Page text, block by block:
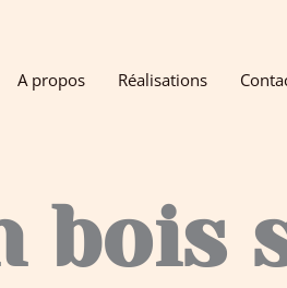
A propos Réalisations
bois